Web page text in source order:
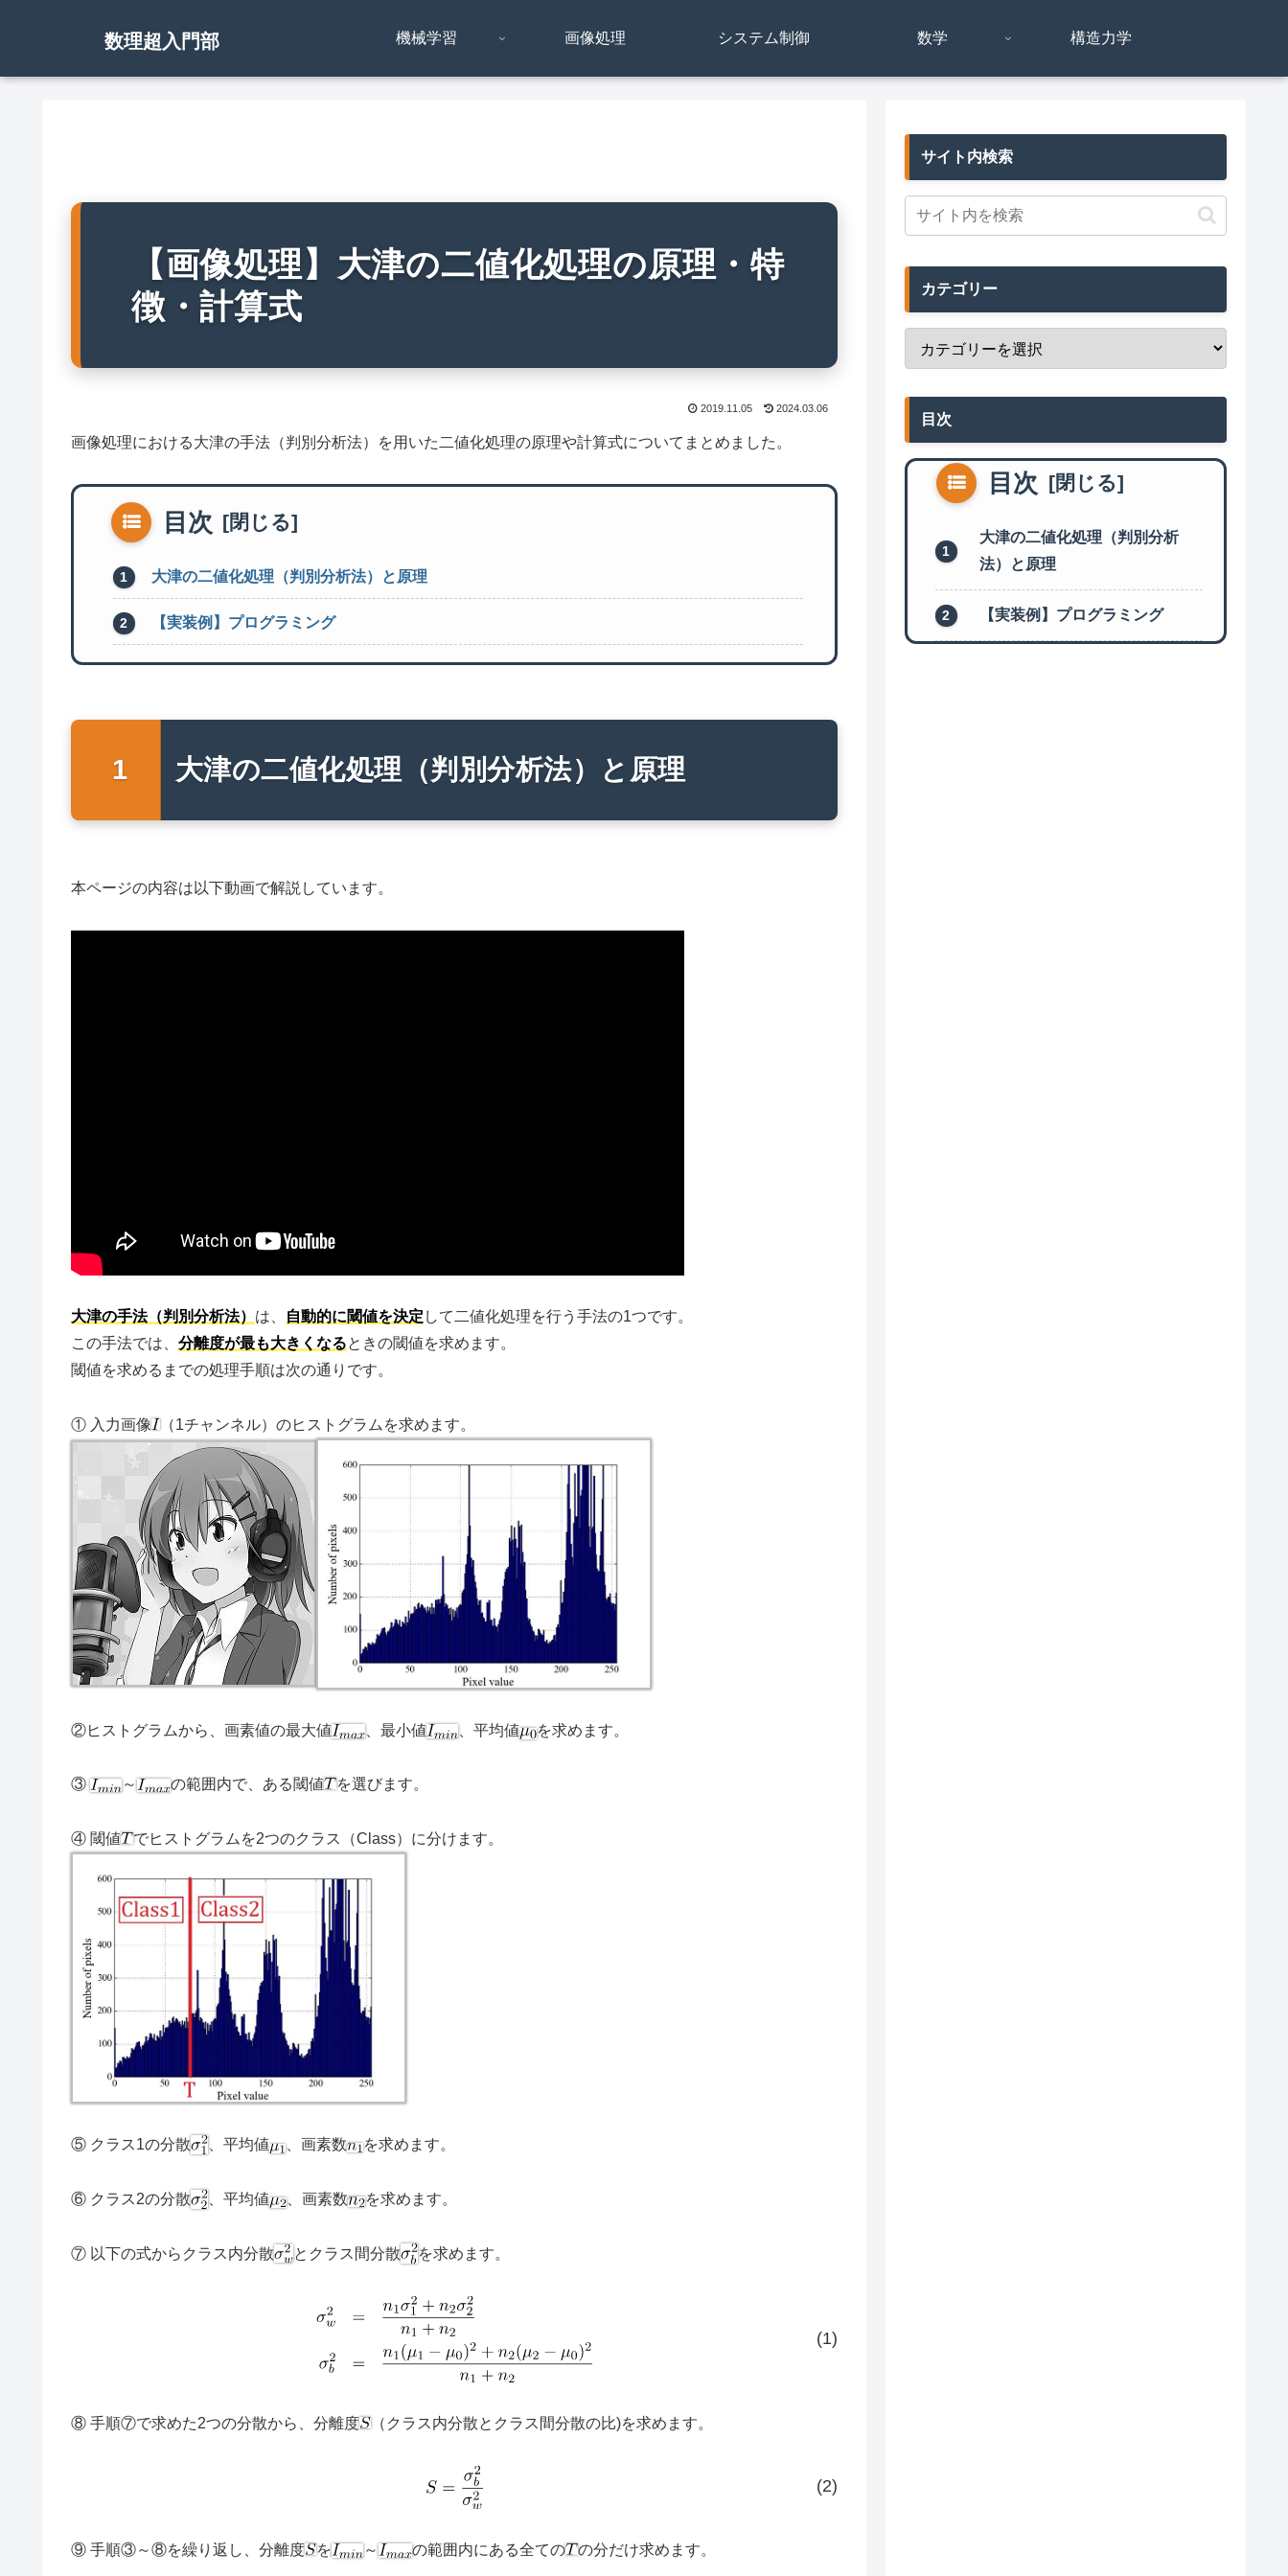
数理超入門部 機械学習 画像処理 システム制御 数学 構造力学
【画像処理】大津の二値化処理の原理・特
徴・計算式
2019.11.05 2024.03.06
画像処理における大津の手法（判別分析法）を用いた二値化処理の原理や計算式についてまとめました。
目次
大津の二値化処理（判別分析法）と原理
【実装例】プログラミング
大津の二値化処理（判別分析法）と原理
本ページの内容は以下動画で解説しています。
大津の手法（判別分析法） は、 自動的に閾値を決定 して二値化処理を行う手法の1つです。
この手法では、 分離度が最も大きくなるときの閾値を求めます。
閾値を求めるまでの処理手順は次の通りです。
① 入力画像 （1チャンネル）のヒストグラムを求めます。
②ヒストグラムから、画素値の最大値 、最小値 、平均値 を求めます。
③ ～ の範囲内で、ある閾値 を選びます。
④ 閾値 でヒストグラムを2つのクラス（Class）に分けます。
⑤ クラス1の分散 、平均値 、画素数 を求めます。
⑥ クラス2の分散 、平均値 、画素数 を求めます。
⑦ 以下の式からクラス内分散 とクラス間分散 を求めます。
(1)
⑧ 手順⑦で求めた2つの分散から、分離度 （クラス内分散とクラス間分散の比)を求めます。
(2)
⑨ 手順③～⑧を繰り返し、分離度 を ～ の範囲内にある全ての の分だけ求めます。
サイト内検索
カテゴリー
目次
目次
大津の二値化処理（判別分析
法）と原理
【実装例】プログラミング